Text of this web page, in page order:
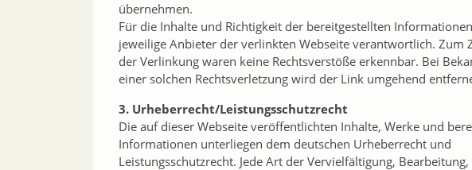
übernehmen.
Für die Inhalte und Richtigkeit der bereitgestellten
jeweilige Anbieter der verlinkten Webseite verantwortlich. Zum
der Verlinkung waren keine Rechtsverstöße erkennbar. Bei
einer solchen Rechtsverletzung wird der Link umgehend
3. Urheberrecht/Leistungsschutzrecht
Die auf dieser Webseite veröffentlichten Inhalte, Werke und
Informationen unterliegen dem deutschen Urheberrecht und
Leistungsschutzrecht. Jede Art der Vervielfältigung, Bearbeitung,